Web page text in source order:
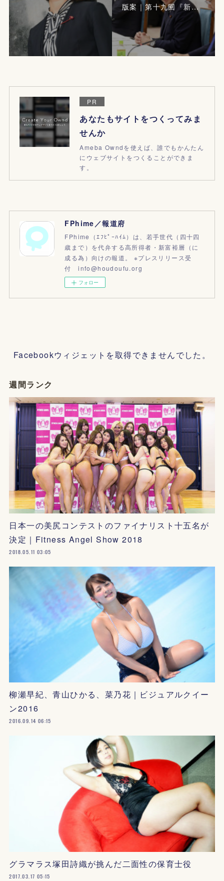
版案｜第十九回『新…
PR
あなたもサイトをつくってみま
せんか
Ameba Owndを使えば、誰でもかんたん
にウェブサイトをつくることができま
す。
FPhime／報道府
FPhime（ｴﾌﾋﾟｰﾊｲﾑ）は、若手世代（四十四
歳まで）を代弁する高所得者・新富裕層（に
成る為）向けの報道。 ※プレスリリース受
付 info@houdoufu.org
フォロー
Facebookウィジェットを取得できませんでした。
週間ランク
日本一の美尻コンテストのファイナリスト十五名が
決定｜Fitness Angel Show 2018
2018.05.11 03:05
柳瀬早紀、青山ひかる、菜乃花｜ビジュアルクイー
ン2016
2016.09.14 06:15
グラマラス塚田詩織が挑んだ二面性の保育士役
2017.03.17 05:15